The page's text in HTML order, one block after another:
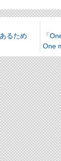
るため
「
One